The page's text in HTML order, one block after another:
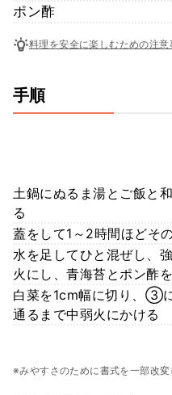
ポン酢
料理を安全に楽しむための注意
手順
土鍋にぬるま湯とご飯と
る
蓋をして1～2時間ほどそ
水を足してひと混ぜし、
火にし、青海苔とポン酢
白菜を1cm幅に切り、③
通るまで中弱火にかける
※みやすさのために書式を一部改変